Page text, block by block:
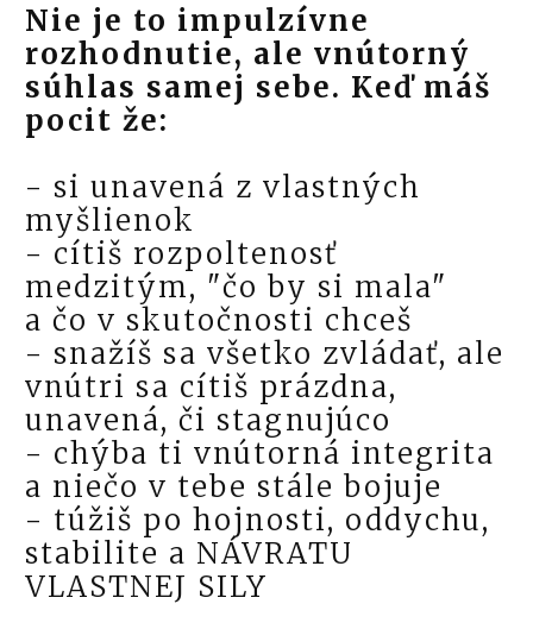
Nie je to impulzívne
rozhodnutie, ale vnútorný
súhlas samej sebe. Keď máš
pocit že:
- si unavená z vlastných
myšlienok
- cítiš rozpoltenosť
medzitým, "čo by si mala"
a čo v skutočnosti chceš
- snažíš sa všetko zvládať, ale
vnútri sa cítiš prázdna,
unavená, či stagnujúco
- chýba ti vnútorná integrita
a niečo v tebe stále bojuje
- túžiš po hojnosti, oddychu,
stabilite a NÁVRATU
VLASTNEJ SILY